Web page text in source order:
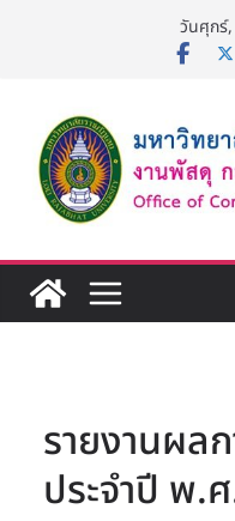
วันศุกร์
รายงานผล
ประจำปี พ.